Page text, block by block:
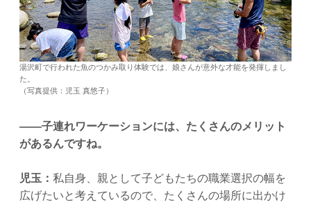
湯沢町で行われた魚のつかみ取り体験では、娘さんが意外な才能を発揮しまし
た。
（写真提供：児玉 真悠子）
——子連れワーケーションには、たくさんのメリット
があるんですね。
児玉： 私自身、親として子どもたちの職業選択の幅を
広げたいと考えているので、たくさんの場所に出かけ